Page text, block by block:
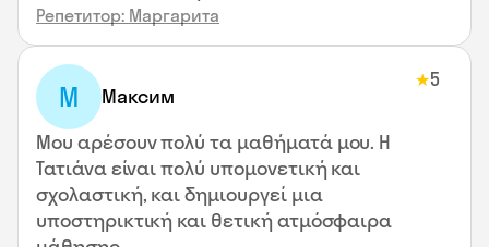
Репетитор: Маргарита
М Максим
★5
Μου αρέσουν πολύ τα μαθήματά μου. Η
Τατιάνα είναι πολύ υπομονετική και
σχολαστική, και δημιουργεί μια
υποστηρικτική και θετική ατμόσφαιρα